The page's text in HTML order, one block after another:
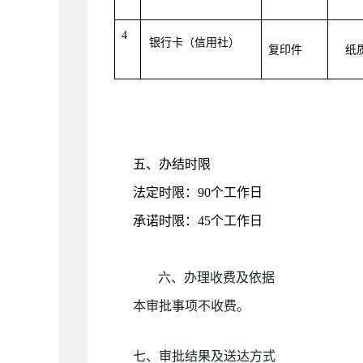
4
银行卡（信用社）
复印件 纸
五、办结时限
法定时限： 90个工作日
承诺时限： 45个工作日
六、办理收费及依据
本审批事项不收费。
七、审批结果及送达方式